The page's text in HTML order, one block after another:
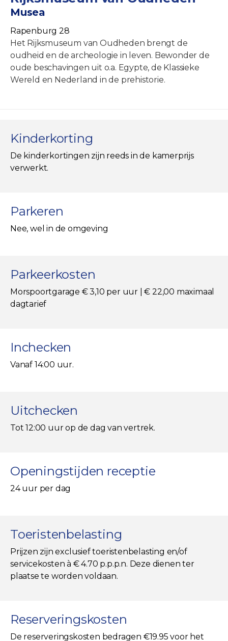
Musea
Rapenburg 28
Het Rijksmuseum van Oudheden brengt de
oudheid en de archeologie in leven. Bewonder de
oude beschavingen uit o.a. Egypte, de Klassieke
Wereld en Nederland in de prehistorie.
Kinderkorting
De kinderkortingen zijn reeds in de kamerprijs
verwerkt.
Parkeren
Nee, wel in de omgeving
Parkeerkosten
Morspoortgarage € 3,10 per uur | € 22,00 maximaal
dagtarief
Inchecken
Vanaf 14:00 uur.
Uitchecken
Tot 12:00 uur op de dag van vertrek.
Openingstijden receptie
24 uur per dag
Toeristenbelasting
Prijzen zijn exclusief toeristenbelasting en/of
servicekosten à € 4.70 p.p.p.n. Deze dienen ter
plaatse te worden voldaan.
Reserveringskosten
De reserveringskosten bedragen €19.95 voor het